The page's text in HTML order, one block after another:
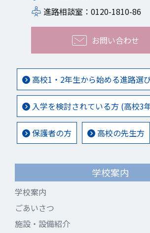
進路相談室：0120-1810-86
お問い合わせ
高校1・2年生から始める進路選
入学を検討されている方 (高校3
保護者の方 高校の先生方
学校案内
学校案内
ごあいさつ
施設・設備紹介